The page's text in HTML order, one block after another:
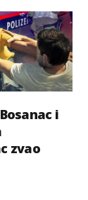
i
zvao